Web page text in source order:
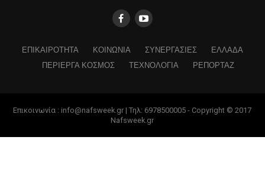
ΕΠΙΚΑΙΡΟΤΗΤΑ ΚΟΙΝΩΝΙΑ ΣΥΝΕΡΓΑΣΙΕΣ
ΕΛΛΑΔΑ
ΠΕΡΙΕΡΓΑ ΚΟΣΜΟΣ
ΤΕΧΝΟΛΟΓΙΑ ΡΕΠΟΡΤΑΖ
Επικοινωνία : info@nafsweek.gr | Τηλ: 6978500005 - Copyright © 2017
Nafsweek.gr